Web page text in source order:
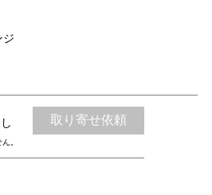
ジ
取り寄せ依頼
。